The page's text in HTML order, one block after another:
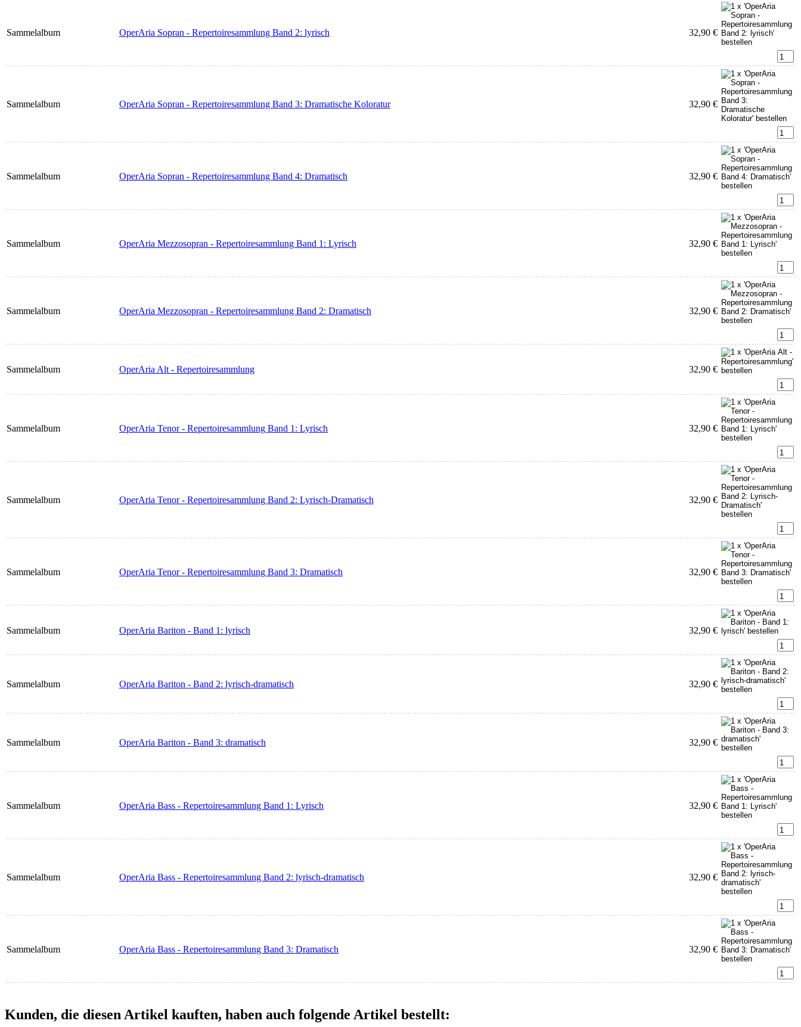
Sammelalbum OperAria Sopran - Repertoiresammlung Band 2: lyrisch 32,90 €
Sammelalbum OperAria Sopran - Repertoiresammlung Band 3: Dramatische Koloratur 32,90 €
Sammelalbum OperAria Sopran - Repertoiresammlung Band 4: Dramatisch 32,90 €
Sammelalbum OperAria Mezzosopran - Repertoiresammlung Band 1: Lyrisch 32,90 €
Sammelalbum OperAria Mezzosopran - Repertoiresammlung Band 2: Dramatisch 32,90 €
Sammelalbum OperAria Alt - Repertoiresammlung 32,90 €
Sammelalbum OperAria Tenor - Repertoiresammlung Band 1: Lyrisch 32,90 €
Sammelalbum OperAria Tenor - Repertoiresammlung Band 2: Lyrisch-Dramatisch 32,90 €
Sammelalbum OperAria Tenor - Repertoiresammlung Band 3: Dramatisch 32,90 €
Sammelalbum OperAria Bariton - Band 1: lyrisch 32,90 €
Sammelalbum OperAria Bariton - Band 2: lyrisch-dramatisch 32,90 €
Sammelalbum OperAria Bariton - Band 3: dramatisch 32,90 €
Sammelalbum OperAria Bass - Repertoiresammlung Band 1: Lyrisch 32,90 €
Sammelalbum OperAria Bass - Repertoiresammlung Band 2: lyrisch-dramatisch 32,90 €
Sammelalbum OperAria Bass - Repertoiresammlung Band 3: Dramatisch 32,90 €
Kunden, die diesen Artikel kauften, haben auch folgende Artikel bestellt: